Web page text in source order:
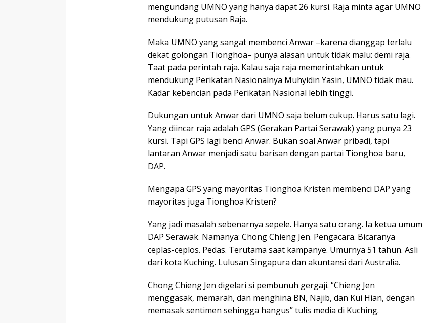
mengundang UMNO yang hanya dapat 26 kursi. Raja minta agar UMNO
mendukung putusan Raja.
Maka UMNO yang sangat membenci Anwar –karena dianggap terlalu
dekat golongan Tionghoa– punya alasan untuk tidak malu: demi raja.
Taat pada perintah raja. Kalau saja raja memerintahkan untuk
mendukung Perikatan Nasionalnya Muhyidin Yasin, UMNO tidak mau.
Kadar kebencian pada Perikatan Nasional lebih tinggi.
Dukungan untuk Anwar dari UMNO saja belum cukup. Harus satu lagi.
Yang diincar raja adalah GPS (Gerakan Partai Serawak) yang punya 23
kursi. Tapi GPS lagi benci Anwar. Bukan soal Anwar pribadi, tapi
lantaran Anwar menjadi satu barisan dengan partai Tionghoa baru,
DAP.
Mengapa GPS yang mayoritas Tionghoa Kristen membenci DAP yang
mayoritas juga Tionghoa Kristen?
Yang jadi masalah sebenarnya sepele. Hanya satu orang. Ia ketua umum
DAP Serawak. Namanya: Chong Chieng Jen. Pengacara. Bicaranya
ceplas-ceplos. Pedas. Terutama saat kampanye. Umurnya 51 tahun. Asli
dari kota Kuching. Lulusan Singapura dan akuntansi dari Australia.
Chong Chieng Jen digelari si pembunuh gergaji. “Chieng Jen
menggasak, memarah, dan menghina BN, Najib, dan Kui Hian, dengan
memasak sentimen sehingga hangus” tulis media di Kuching.